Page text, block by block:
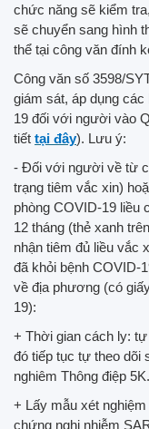
chức năng sẽ kiểm
sẽ chuyển sang hình
thể tại công văn đính
Công văn số 3598/
giám sát, áp dụng các
19 đối với người vào
tiết tại đây). Lưu ý:
- Đối với người về từ
trạng tiêm vắc xin)
phòng COVID-19 liều
12 tháng (thẻ xanh
nhận tiêm đủ liều vắc
đã khỏi bệnh COVID-
về địa phương (có
19):
+ Thời gian cách ly:
đó tiếp tục tự theo dõi
nghiêm Thông điệp 5K.
+ Lấy mẫu xét
chứng nghi nhiễm